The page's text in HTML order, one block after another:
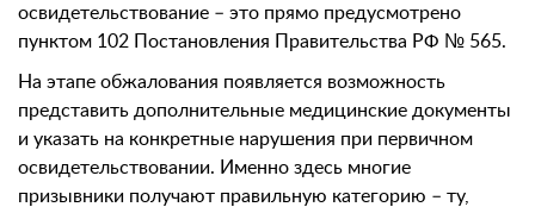
освидетельствование – это прямо предусмотрено
пунктом 102 Постановления Правительства РФ № 565.
На этапе обжалования появляется возможность
представить дополнительные медицинские документы
и указать на конкретные нарушения при первичном
освидетельствовании. Именно здесь многие
призывники получают правильную категорию – ту,